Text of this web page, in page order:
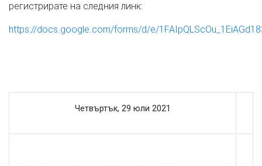
регистрирате на следния линк:
https://docs.google.com/forms/d/e/
Четвъртък, 29 юли 2021